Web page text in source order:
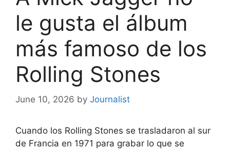
le gusta el álbum
más famoso de los
Rolling Stones
June 10, 2026 by Journalist
Cuando los Rolling Stones se trasladaron al sur
de Francia en 1971 para grabar lo que se